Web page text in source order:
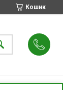
Кошик